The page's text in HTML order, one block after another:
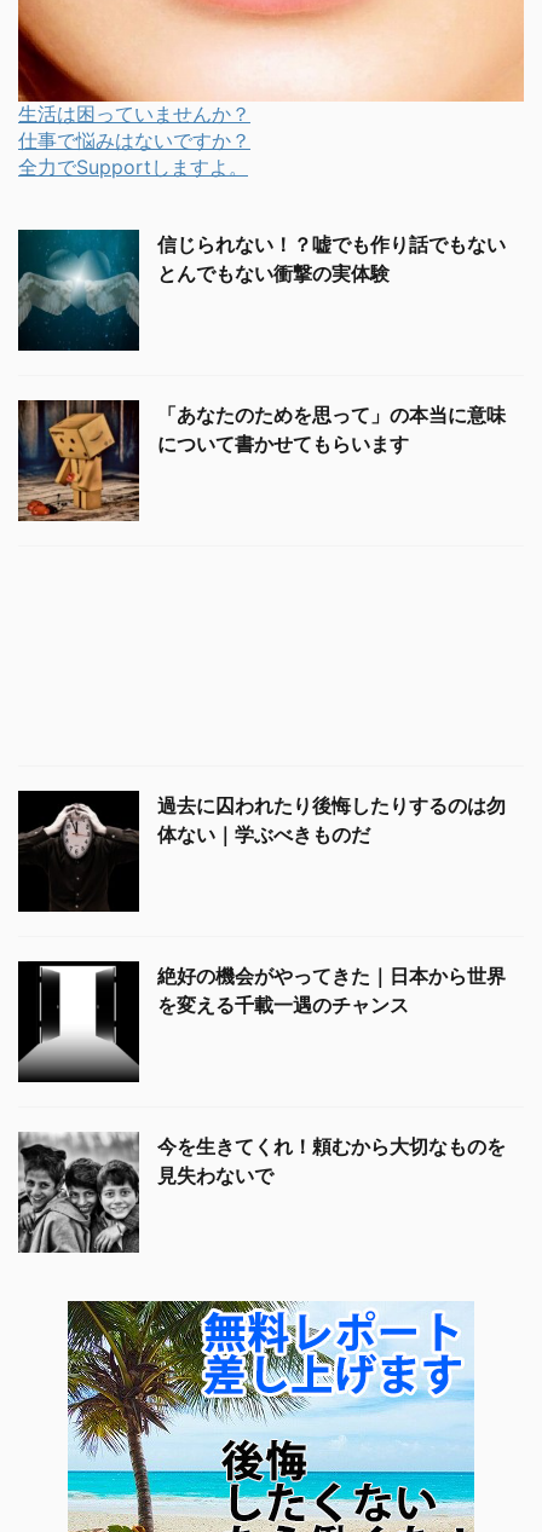
生活は困っていませんか？
仕事で悩みはないですか？
全力でSupportしますよ。
信じられない！？嘘でも作り話でもない
とんでもない衝撃の実体験
「あなたのためを思って」の本当に意味
について書かせてもらいます
過去に囚われたり後悔したりするのは勿
体ない｜学ぶべきものだ
絶好の機会がやってきた｜日本から世界
を変える千載一遇のチャンス
今を生きてくれ！頼むから大切なものを
見失わないで